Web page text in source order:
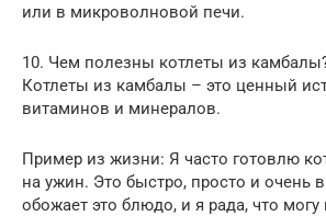
или в микроволновой печи.
10. Чем полезны котлеты из
Котлеты из камбалы – это ценный
витаминов и минералов.
Пример из жизни: Я часто готовлю
на ужин. Это быстро, просто и очень
обожает это блюдо, и я рада, что могу